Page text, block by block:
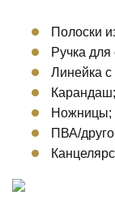
Полоски
Ручка для
Линейка с
Карандаш;
Ножницы;
ПВА/